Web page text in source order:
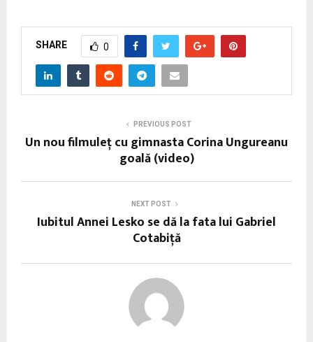
SHARE 0
PREVIOUS POST
Un nou filmuleţ cu gimnasta Corina Ungureanu
goală (video)
NEXT POST
Iubitul Annei Lesko se dă la fata lui Gabriel
Cotabiţă